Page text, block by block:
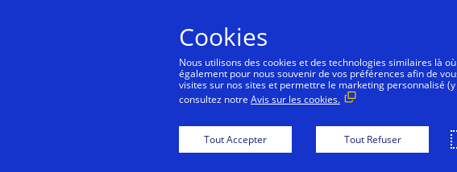
Cookies
Nous utilisons des cookies et des technologies similaires là
également pour nous souvenir de vos préférences afin de
visites sur nos sites et permettre le marketing personnalisé
consultez notre Avis sur les cookies.
Tout Accepter Tout Refuser